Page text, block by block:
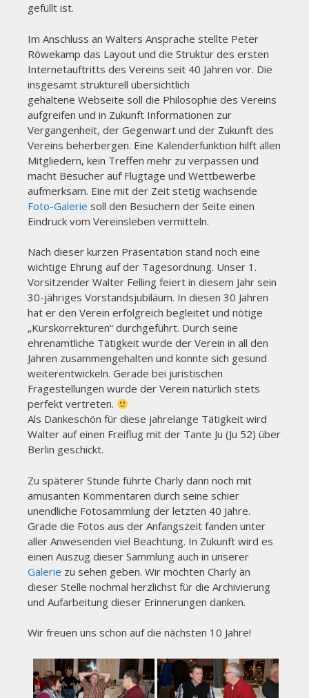
gefüllt ist.
Im Anschluss an Walters Ansprache stellte Peter
Röwekamp das Layout und die Struktur des ersten
Internetauftritts des Vereins seit 40 Jahren vor. Die
insgesamt strukturell übersichtlich
gehaltene Webseite soll die Philosophie des Vereins
aufgreifen und in Zukunft Informationen zur
Vergangenheit, der Gegenwart und der Zukunft des
Vereins beherbergen. Eine Kalenderfunktion hilft allen
Mitgliedern, kein Treffen mehr zu verpassen und
macht Besucher auf Flugtage und Wettbewerbe
aufmerksam. Eine mit der Zeit stetig wachsende
Foto-Galerie soll den Besuchern der Seite einen
Eindruck vom Vereinsleben vermitteln.
Nach dieser kurzen Präsentation stand noch eine
wichtige Ehrung auf der Tagesordnung. Unser 1.
Vorsitzender Walter Felling feiert in diesem Jahr sein
30-jähriges Vorstandsjubiläum. In diesen 30 Jahren
hat er den Verein erfolgreich begleitet und nötige
„Kurskorrekturen“ durchgeführt. Durch seine
ehrenamtliche Tätigkeit wurde der Verein in all den
Jahren zusammengehalten und konnte sich gesund
weiterentwickeln. Gerade bei juristischen
Fragestellungen wurde der Verein natürlich stets
perfekt vertreten.
Als Dankeschön für diese jahrelange Tätigkeit wird
Walter auf einen Freiflug mit der Tante Ju (Ju 52) über
Berlin geschickt.
Zu späterer Stunde führte Charly dann noch mit
amüsanten Kommentaren durch seine schier
unendliche Fotosammlung der letzten 40 Jahre.
Grade die Fotos aus der Anfangszeit fanden unter
aller Anwesenden viel Beachtung. In Zukunft wird es
einen Auszug dieser Sammlung auch in unserer
Galerie zu sehen geben. Wir möchten Charly an
dieser Stelle nochmal herzlichst für die Archivierung
und Aufarbeitung dieser Erinnerungen danken.
Wir freuen uns schon auf die nächsten 10 Jahre!